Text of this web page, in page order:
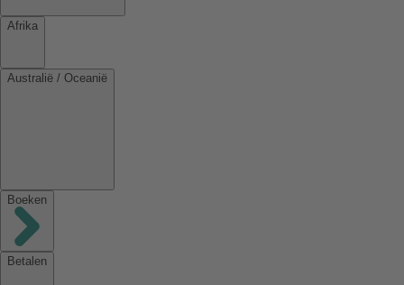
Afrika
Australië / Oceanië
Boeken
Betalen